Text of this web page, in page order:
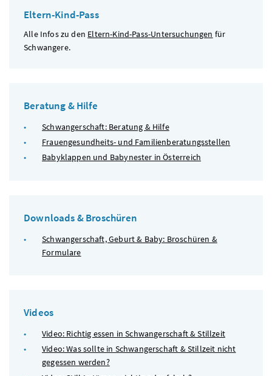
Eltern-Kind-Pass
Alle Infos zu den Eltern-Kind-Pass-Untersuchungen für
Schwangere.
Beratung & Hilfe
Schwangerschaft: Beratung & Hilfe
Frauengesundheits- und Familienberatungsstellen
Babyklappen und Babynester in Österreich
Downloads & Broschüren
Schwangerschaft, Geburt & Baby: Broschüren &
Formulare
Videos
Video: Richtig essen in Schwangerschaft & Stillzeit
Video: Was sollte in Schwangerschaft & Stillzeit nicht
gegessen werden?